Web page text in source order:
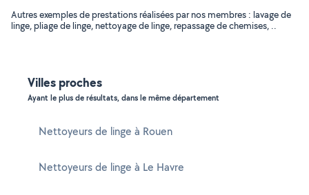
Autres exemples de prestations réalisées par nos membres : lavage de
linge, pliage de linge, nettoyage de linge, repassage de chemises, ..
Villes proches
Ayant le plus de résultats, dans le même département
Nettoyeurs de linge à Rouen
Nettoyeurs de linge à Le Havre